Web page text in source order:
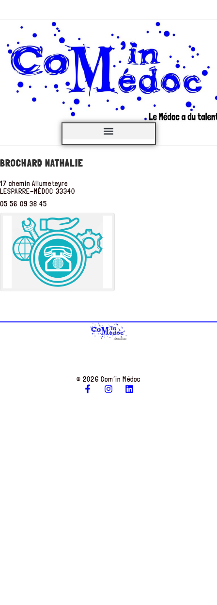
BROCHARD NATHALIE
17 chemin Allumeteyre
LESPARRE-MÉDOC 33340
05 56 09 38 45
© 2026 Com’in Médoc